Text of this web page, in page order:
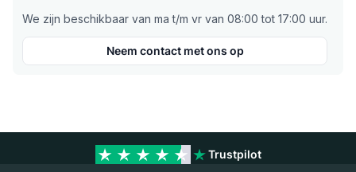
We zijn beschikbaar van ma t/m vr van 08:00 tot 17:00 uur.
Neem contact met ons op
Trustpilot